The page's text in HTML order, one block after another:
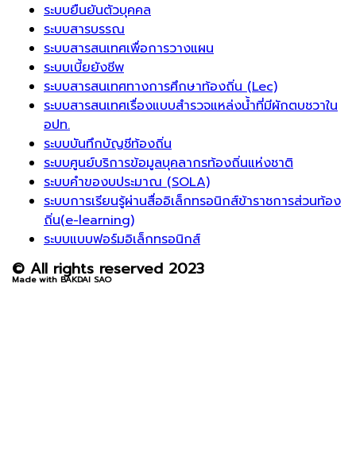
ระบบยืนยันตัวบุคคล
ระบบสารบรรณ
ระบบสารสนเทศเพื่อการวางแผน
ระบบเบี้ยยังชีพ
ระบบสารสนเทศทางการศึกษาท้องถิ่น (Lec)
ระบบสารสนเทศเรื่องแบบสำรวจแหล่งน้ำที่มีผักตบชวาใน
อปท.
ระบบบันทึกบัญชีท้องถิ่น
ระบบศูนย์บริการข้อมูลบุคลากรท้องถิ่นแห่งชาติ
ระบบคำของบประมาณ (SOLA)
ระบบการเรียนรู้ผ่านสื่ออิเล็กทรอนิกส์ข้าราชการส่วนท้อง
ถิ่น(e-learning)
ระบบแบบฟอร์มอิเล็กทรอนิกส์
© All rights reserved 2023
Made with BAKDAI SAO